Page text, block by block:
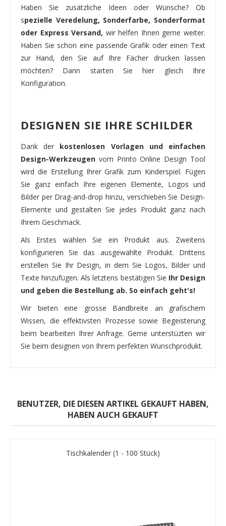
Haben Sie zusätzliche Ideen oder Wünsche? Ob
spezielle Veredelung, Sonderfarbe, Sonderformat
oder Express Versand, wir helfen Ihnen gerne weiter.
Haben Sie schon eine passende Grafik oder einen Text
zur Hand, den Sie auf Ihre Fächer drucken lassen
möchten? Dann starten Sie hier gleich Ihre
Konfiguration.
DESIGNEN SIE IHRE SCHILDER
Dank der kostenlosen Vorlagen und einfachen
Design-Werkzeugen vom Printo Online Design Tool
wird die Erstellung Ihrer Grafik zum Kinderspiel. Fügen
Sie ganz einfach Ihre eigenen Elemente, Logos und
Bilder per Drag-and-drop hinzu, verschieben Sie Design-
Elemente und gestalten Sie jedes Produkt ganz nach
Ihrem Geschmack.
Als Erstes wählen Sie ein Produkt aus. Zweitens
konfigurieren Sie das ausgewählte Produkt. Drittens
erstellen Sie Ihr Design, in dem Sie Logos, Bilder und
Texte hinzufügen. Als letztens bestätigen Sie Ihr Design
und geben die Bestellung ab. So einfach geht's!
Wir bieten eine grosse Bandbreite an grafischem
Wissen, die effektivsten Prozesse sowie Begeisterung
beim bearbeiten Ihrer Anfrage. Gerne unterstüzten wir
Sie beim designen von Ihrem perfekten Wunschprodukt.
BENUTZER, DIE DIESEN ARTIKEL GEKAUFT HABEN,
HABEN AUCH GEKAUFT
Tischkalender (1 - 100 Stück)